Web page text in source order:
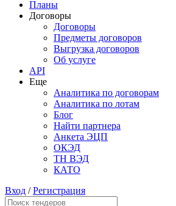
Планы
Договоры
Договоры
Предметы договоров
Выгрузка договоров
Об услуге
API
Еще
Аналитика по договорам
Аналитика по лотам
Блог
Найти партнера
Анкета ЭЦП
ОКЭД
ТН ВЭД
КАТО
Вход /Регистрация